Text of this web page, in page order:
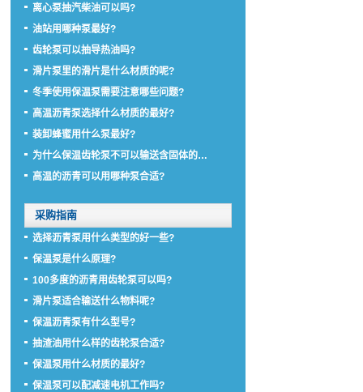
离心泵抽汽柴油可以吗?
油站用哪种泵最好?
齿轮泵可以抽导热油吗?
滑片泵里的滑片是什么材质的呢?
冬季使用保温泵需要注意哪些问题?
高温沥青泵选择什么材质的最好?
装卸蜂蜜用什么泵最好?
为什么保温齿轮泵不可以输送含固体的…
高温的沥青可以用哪种泵合适?
采购指南
选择沥青泵用什么类型的好一些?
保温泵是什么原理?
100多度的沥青用齿轮泵可以吗?
滑片泵适合输送什么物料呢?
保温沥青泵有什么型号?
抽渣油用什么样的齿轮泵合适?
保温泵用什么材质的最好?
保温泵可以配减速电机工作吗?